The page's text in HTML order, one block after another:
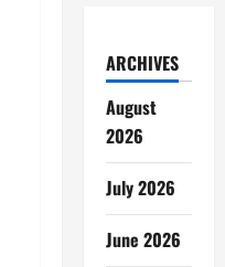
ARCHIVES
August
2026
July 2026
June 2026